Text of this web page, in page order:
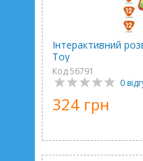
Інтерактивний
Toy
Код 56791
0
324 грн